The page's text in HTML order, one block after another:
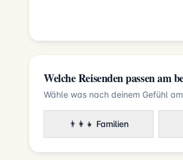
Welche Reisenden passen am
Wähle was nach deinem Gefühl
👨‍👩‍👧 Familien